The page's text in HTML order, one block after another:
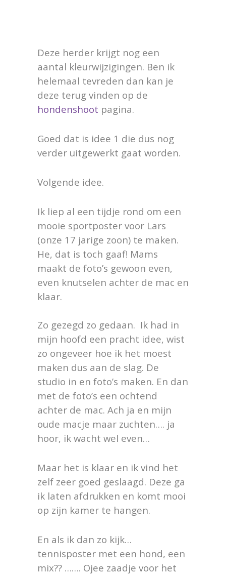
Deze herder krijgt nog een
aantal kleurwijzigingen. Ben ik
helemaal tevreden dan kan je
deze terug vinden op de
hondenshoot pagina.
Goed dat is idee 1 die dus nog
verder uitgewerkt gaat worden.
Volgende idee.
Ik liep al een tijdje rond om een
mooie sportposter voor Lars
(onze 17 jarige zoon) te maken.
He, dat is toch gaaf! Mams
maakt de foto’s gewoon even,
even knutselen achter de mac en
klaar.
Zo gezegd zo gedaan. Ik had in
mijn hoofd een pracht idee, wist
zo ongeveer hoe ik het moest
maken dus aan de slag. De
studio in en foto’s maken. En dan
met de foto’s een ochtend
achter de mac. Ach ja en mijn
oude macje maar zuchten…. ja
hoor, ik wacht wel even…
Maar het is klaar en ik vind het
zelf zeer goed geslaagd. Deze ga
ik laten afdrukken en komt mooi
op zijn kamer te hangen.
En als ik dan zo kijk…
tennisposter met een hond, een
mix?? ……. Ojee zaadje voor het